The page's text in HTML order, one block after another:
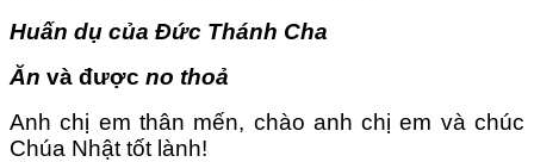
Huấn dụ của Đức Thánh Cha
Ăn và được no thoả
Anh chị em thân mến, chào anh chị em và chúc
Chúa Nhật tốt lành!